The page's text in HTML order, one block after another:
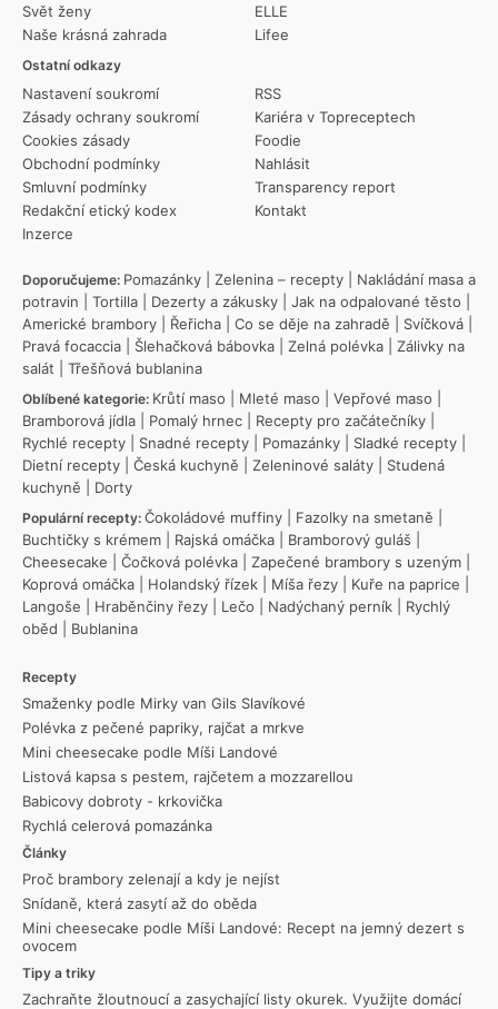
Svět ženy
Naše krásná zahrada
Ostatní odkazy
Nastavení soukromí
Zásady ochrany soukromí
Cookies zásady
Obchodní podmínky
Smluvní podmínky
Redakční etický kodex
Inzerce
RSS
Kariéra v Topreceptech
Foodie
Nahlásit
Transparency report
Kontakt
ELLE
Lifee
Doporučujeme: Pomazánky Zelenina – recepty
Nakládání masa a
potravin
Tortilla Dezerty a zákusky Jak na odpalované těsto
Americké brambory
Řeřicha Co se děje na zahradě Svíčková
Pravá focaccia
Šlehačková bábovka Zelná polévka
Zálivky na
salát
Třešňová bublanina
Oblíbené kategorie: Krůtí maso Mleté maso Vepřové maso
Bramborová jídla
Pomalý hrnec Recepty pro začátečníky
Rychlé recepty
Snadné recepty Pomazánky Sladké recepty
Dietní recepty
Česká kuchyně Zeleninové saláty
Studená
kuchyně
Dorty
Populární recepty: Čokoládové muffiny Fazolky na smetaně
Buchtičky s krémem
Rajská omáčka Bramborový guláš
Cheesecake
Čočková polévka Zapečené brambory s uzeným
Koprová omáčka
Holandský řízek Míša řezy Kuře na paprice
Langoše
Hraběnčiny řezy Lečo Nadýchaný perník
Rychlý
oběd
Bublanina
Recepty
Smaženky podle Mirky van Gils Slavíkové
Polévka z pečené papriky, rajčat a mrkve
Mini cheesecake podle Míši Landové
Listová kapsa s pestem, rajčetem a mozzarellou
Babicovy dobroty - krkovička
Rychlá celerová pomazánka
Články
Proč brambory zelenají a kdy je nejíst
Snídaně, která zasytí až do oběda
Mini cheesecake podle Míši Landové: Recept na jemný dezert s
ovocem
Tipy a triky
Zachraňte žloutnoucí a zasychající listy okurek. Využijte domácí